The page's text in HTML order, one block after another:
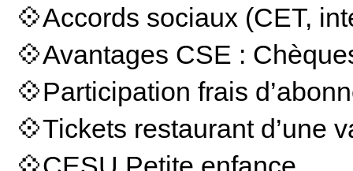
💠Accords sociaux (CET,
💠Avantages CSE :
💠Participation frais
💠Tickets restaurant d’une